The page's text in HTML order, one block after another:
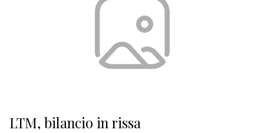
LTM, bilancio in rissa